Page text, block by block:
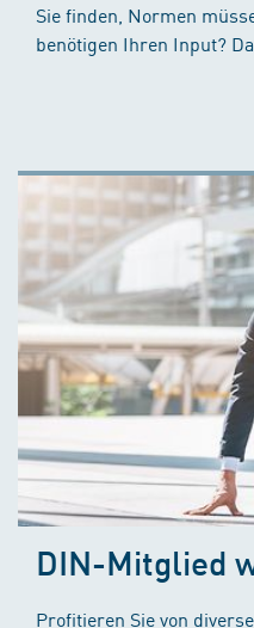
Sie finden, Normen
benötigen Ihren Input?
DIN-Mitglied
Profitieren Sie von